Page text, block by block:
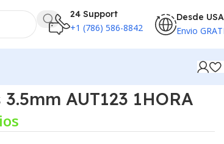
24 Support
+1 (786) 586-8842
Desde USA
Envio
AUT123 1HORA